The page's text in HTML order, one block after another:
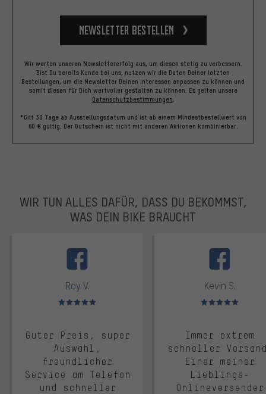
Newsletter bestellen
Wir werten unseren Newslettererfolg aus, um diesen stetig zu verbessern.
Bist Du bereits Kunde bei uns, nutzen wir die Daten Deiner letzten
Bestellungen, um die Newsletter Deinen Interessen anpassen zu können und
somit diesen für Dich wertvoller gestalten zu können. Es gelten unsere
Datenschutzbestimmungen
*Gilt 30 Tage ab Ausstellungsdatum und ist ab einem Mindestbestellwert von
60 € gültig. Der Gutschein ist nicht mit anderen Aktionen kombinierbar.
WIR TUN ALLES DAFÜR, DASS DU BEKOMMST,
WAS DEIN BIKE BRAUCHT
Roy V.
Bewertungen: 5 von 5
Guter Preis, super
Auswahl,
freundlicher
Service am Telefon
und schneller
Kevin S.
Bewertungen: 5 von 5
Immer extrem
schneller
Einer meiner
Lieblings-
Onlineversender